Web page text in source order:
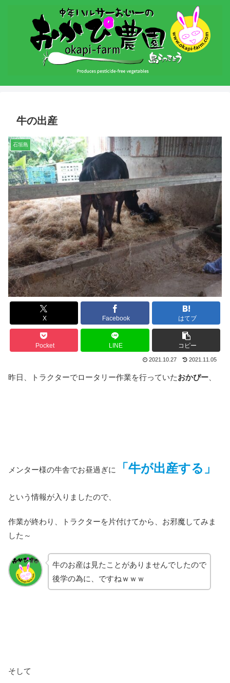
牛の出産
石垣島
X Facebook はてブ
Pocket LINE コピー
2021.10.27 2021.11.05
昨日、トラクターでロータリー作業を行っていたおかぴー
メンター様の牛舎でお昼過ぎに 「牛が出産する」
という情報が入りましたので、
作業が終わり、トラクターを片付けてから、お邪魔してみま
した～
牛のお産は見たことがありませんでしたので
後学の為に、ですねｗｗｗ
そして